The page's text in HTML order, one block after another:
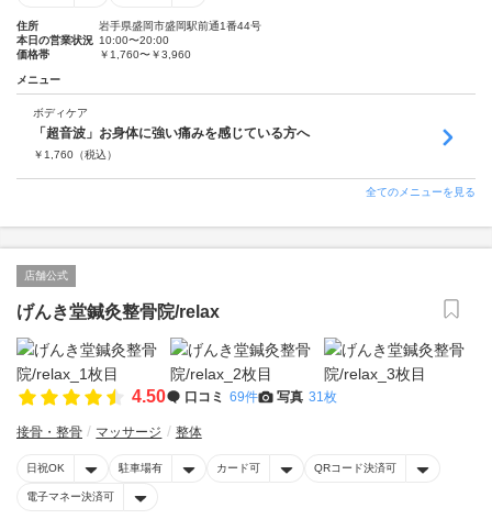
住所
岩手県盛岡市盛岡駅前通1番44号
本日の営業状況 10:00〜20:00
価格帯
￥1,760〜￥3,960
メニュー
ボディケア
「超音波」お身体に強い痛みを感じている方へ
￥ 1,760 （税込）
全てのメニューを見る
店舗公式
げんき堂鍼灸整骨院/relax
4.50 口コミ 69件 写真 31枚
接骨・整骨 マッサージ 整体
日祝OK 駐車場有 カード可 QRコード決済可
電子マネー決済可